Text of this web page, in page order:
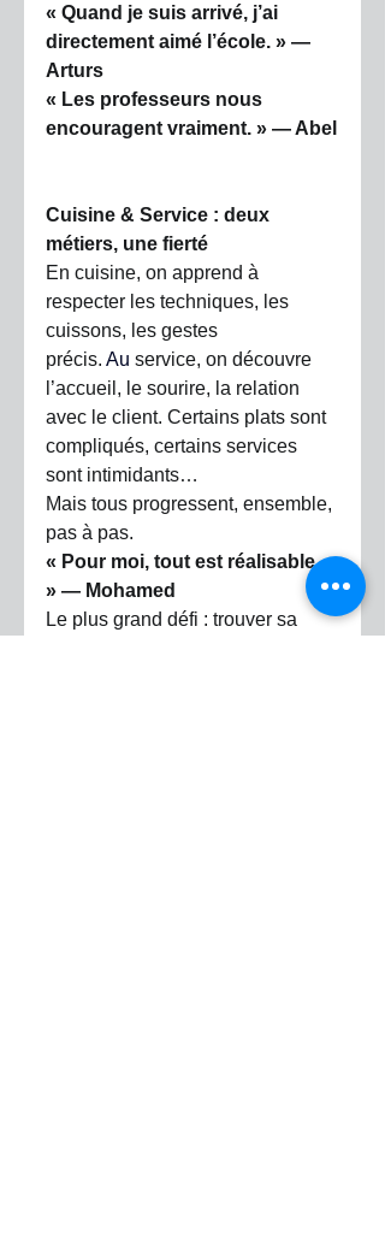
« Quand je suis arrivé, j’ai
directement aimé l’école. » —
Arturs
« Les professeurs nous
encouragent vraiment. » — Abel
Cuisine & Service : deux
métiers, une fierté
En cuisine, on apprend à
respecter les techniques, les
cuissons, les gestes
précis. Au service, on découvre
l’accueil, le sourire, la relation
avec le client. Certains plats sont
compliqués, certains services
sont intimidants…
Mais tous progressent, ensemble,
pas à pas.
« Pour moi, tout est réalisable.
» — Mohamed
Le plus grand défi : trouver sa